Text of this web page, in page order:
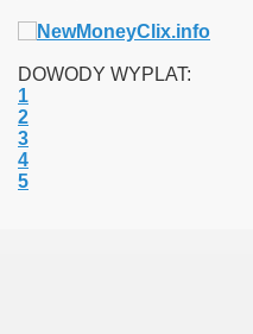
DOWODY WYPLAT:
1
2
3
4
5